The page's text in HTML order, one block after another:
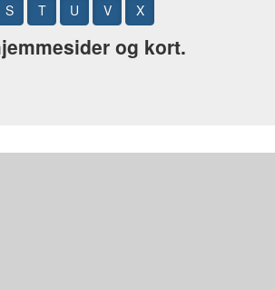
S T U V X
og kort.